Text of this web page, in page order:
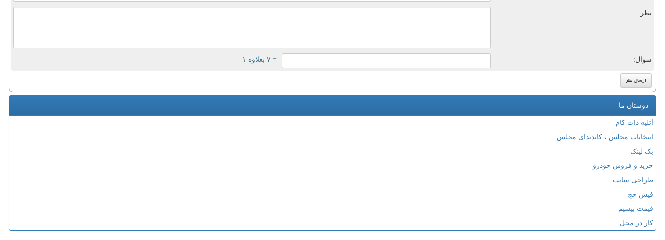
نظر:
سوال: = ۷ بعلاوه ۱
دوستان ما
آتلیه دات کام
انتخابات مجلس ، کاندیدای مجلس
بک لینک
خرید و فروش خودرو
طراحی سایت
فیش حج
قیمت بیسیم
کار در محل